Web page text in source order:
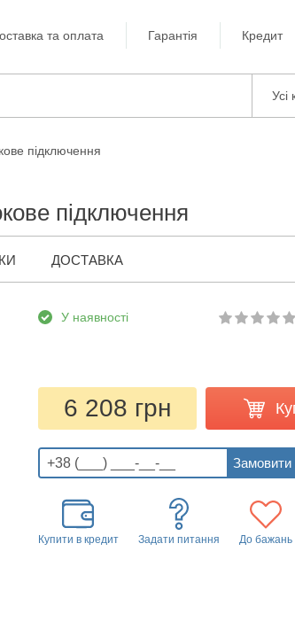
та оплата Гарантія Кредит
Усі
підключення
підключення
ДОСТАВКА
У наявності
6 208 грн
Купити в кредит Задати питання До бажань